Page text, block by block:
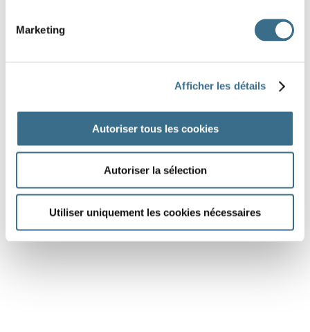
Marketing
Afficher les détails
Autoriser tous les cookies
Autoriser la sélection
Utiliser uniquement les cookies nécessaires
idée !
DONE!